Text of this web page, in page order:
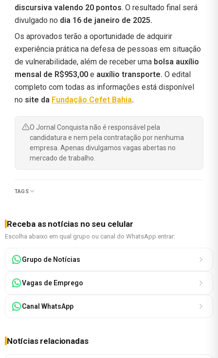
discursiva valendo 20 pontos. O resultado final será
divulgado no dia 16 de janeiro de 2025.
Os aprovados terão a oportunidade de adquirir
experiência prática na defesa de pessoas em situação
de vulnerabilidade, além de receber uma bolsa auxílio
mensal de R$953,00 e auxílio transporte. O edital
completo com todas as informações está disponível
no site da Fundação Cefet Bahia.
O Jornal Conquista não é responsável pela
candidatura e nem pela contratação por nenhuma
empresa. Apenas divulgamos vagas abertas no
mercado de trabalho.
TAGS
Receba as notícias no seu celular
Escolha abaixo em qual grupo ou canal do WhatsApp entrar:
Grupo de Notícias
Vagas de Emprego
Canal WhatsApp
Notícias relacionadas